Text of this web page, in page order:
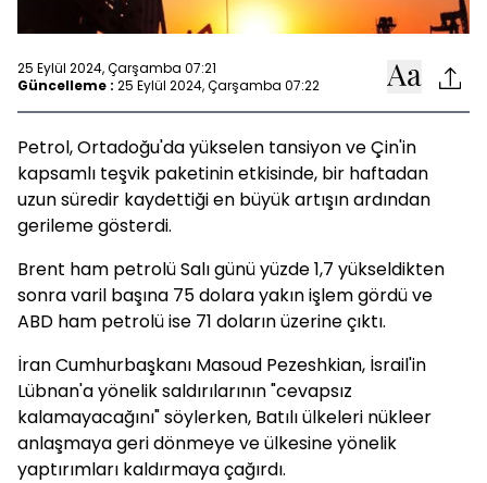
25 Eylül 2024, Çarşamba 07:21
Güncelleme : 25 Eylül 2024, Çarşamba 07:22
Petrol, Ortadoğu'da yükselen tansiyon ve Çin'in
kapsamlı teşvik paketinin etkisinde, bir haftadan
uzun süredir kaydettiği en büyük artışın ardından
gerileme gösterdi.
Brent ham petrolü Salı günü yüzde 1,7 yükseldikten
sonra varil başına 75 dolara yakın işlem gördü ve
ABD ham petrolü ise 71 doların üzerine çıktı.
İran Cumhurbaşkanı Masoud Pezeshkian, İsrail'in
Lübnan'a yönelik saldırılarının "cevapsız
kalamayacağını" söylerken, Batılı ülkeleri nükleer
anlaşmaya geri dönmeye ve ülkesine yönelik
yaptırımları kaldırmaya çağırdı.